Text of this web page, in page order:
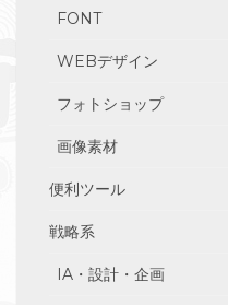
FONT
WEBデザイン
フォトショップ
画像素材
便利ツール
戦略系
IA・設計・企画